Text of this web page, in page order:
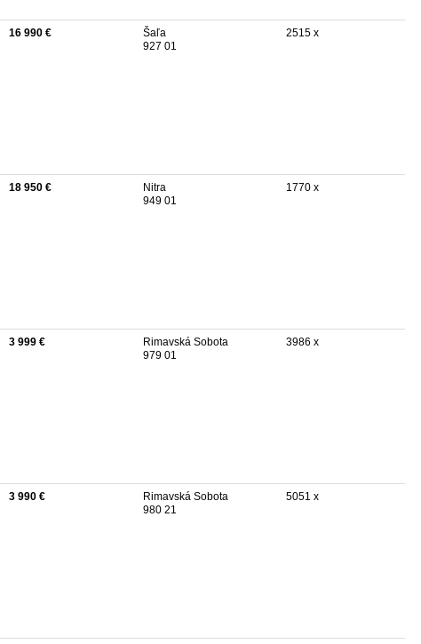
16 990 €
Šaľa
927 01
2515 x
18 950 €
Nitra
949 01
1770 x
3 999 €
Rimavská Sobota
979 01
3986 x
3 990 €
Rimavská Sobota
980 21
5051 x